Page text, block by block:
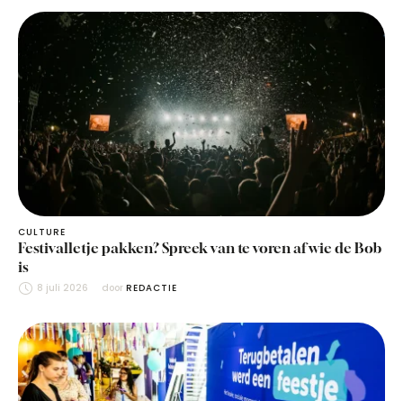
CULTURE
Festivalletje pakken? Spreek van te voren af wie de Bob
is
8 juli 2026 door REDACTIE